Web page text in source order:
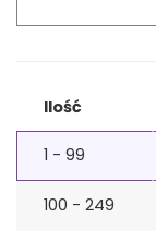
kuchenny
kucharska,
rozmiar
dziecięcy
Ilość
1 - 99
100 - 249